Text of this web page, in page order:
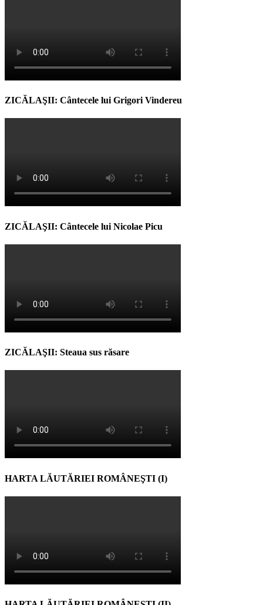
ZICĂLAŞII: Cântecele lui Grigori Vindereu
ZICĂLAŞII: Cântecele lui Nicolae Picu
ZICĂLAŞII: Steaua sus răsare
HARTA LĂUTĂRIEI ROMÂNEŞTI (I)